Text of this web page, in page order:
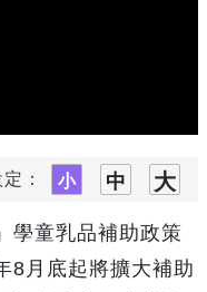
：
學童乳品補助政策
8 月底起將擴大補助